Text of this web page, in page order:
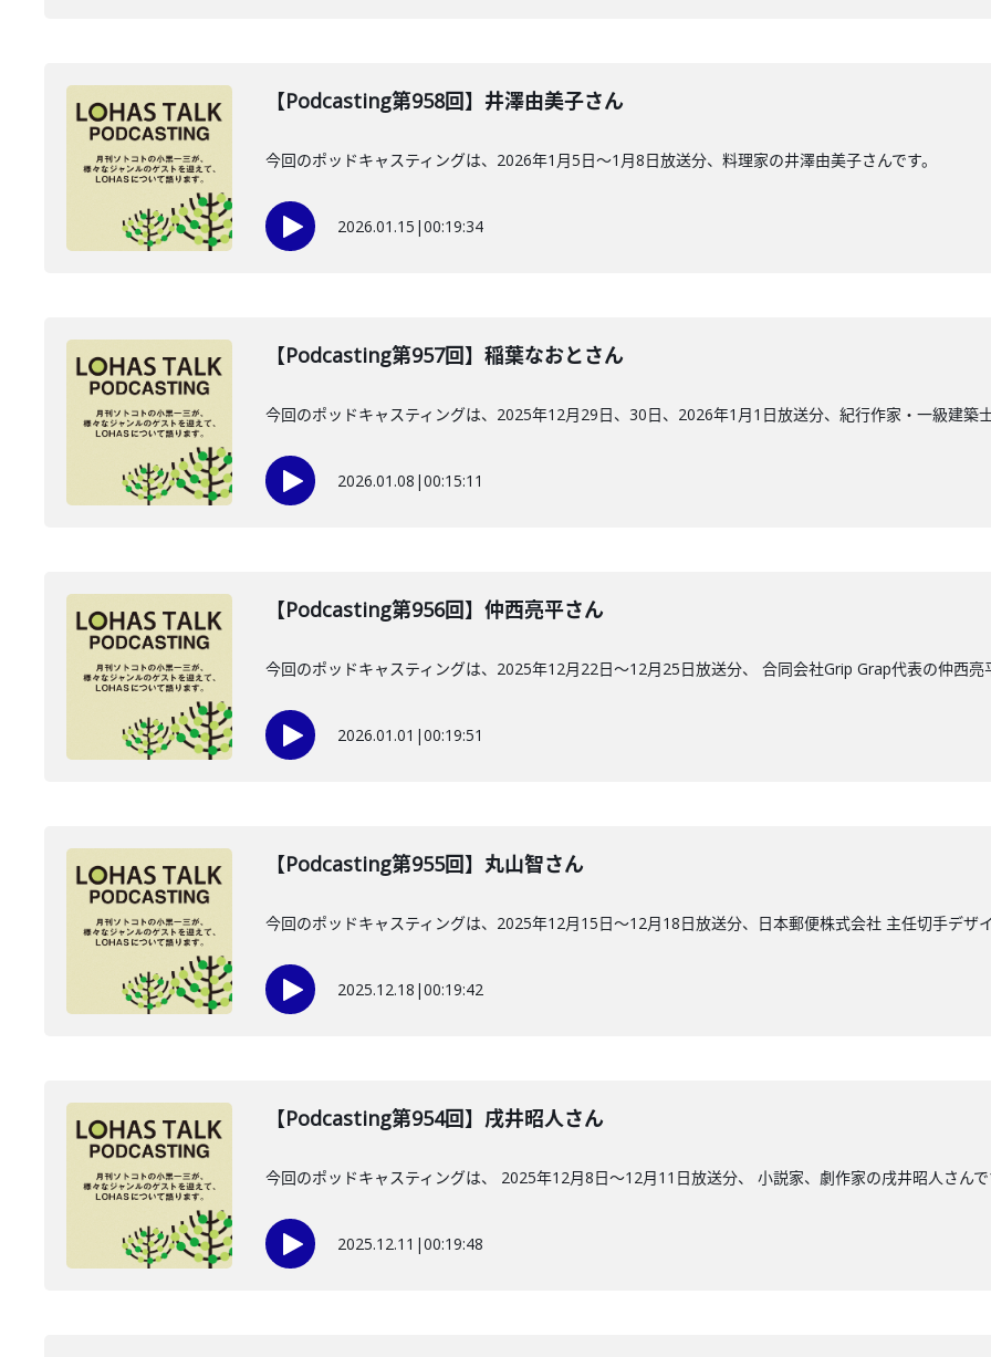
【Podcasting第958回】井澤由美子さん
今回のポッドキャスティングは、2026年1月5日〜1月8日放送分、料理家の井澤由美子さんです。
2026.01.15 |00:19:34
【Podcasting第957回】稲葉なおとさん
今回のポッドキャスティングは、2025年12月29日、30日、2026年1月1日放送分、紀行作家・一級建築
2026.01.08 |00:15:11
【Podcasting第956回】仲西亮平さん
今回のポッドキャスティングは、2025年12月22日〜12月25日放送分、 合同会社Grip Grap代表の仲西亮
2026.01.01 |00:19:51
【Podcasting第955回】丸山智さん
今回のポッドキャスティングは、2025年12月15日〜12月18日放送分、日本郵便株式会社 主任切手デザ
2025.12.18 |00:19:42
【Podcasting第954回】戌井昭人さん
今回のポッドキャスティングは、 2025年12月8日〜12月11日放送分、 小説家、劇作家の戌井昭人さんで
2025.12.11 |00:19:48